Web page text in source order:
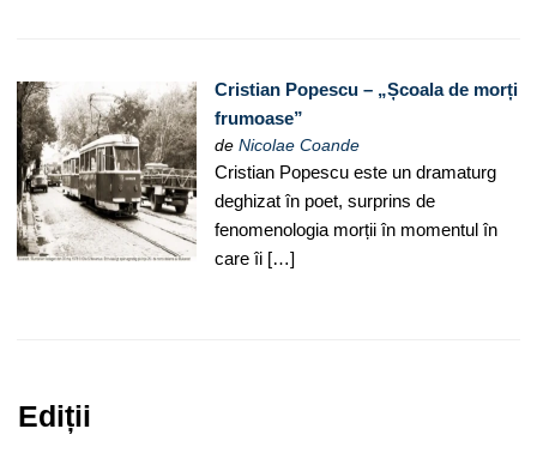
Cristian Popescu – „Școala de morți
frumoase”
deNicolae Coande
Cristian Popescu este un dramaturg
deghizat în poet, surprins de
fenomenologia morții în momentul în
care îi […]
Ediții